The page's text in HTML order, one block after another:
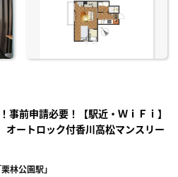
事前申請必要！【駅近・ＷｉＦｉ】
ートロック付香川高松マンスリー
林公園駅」